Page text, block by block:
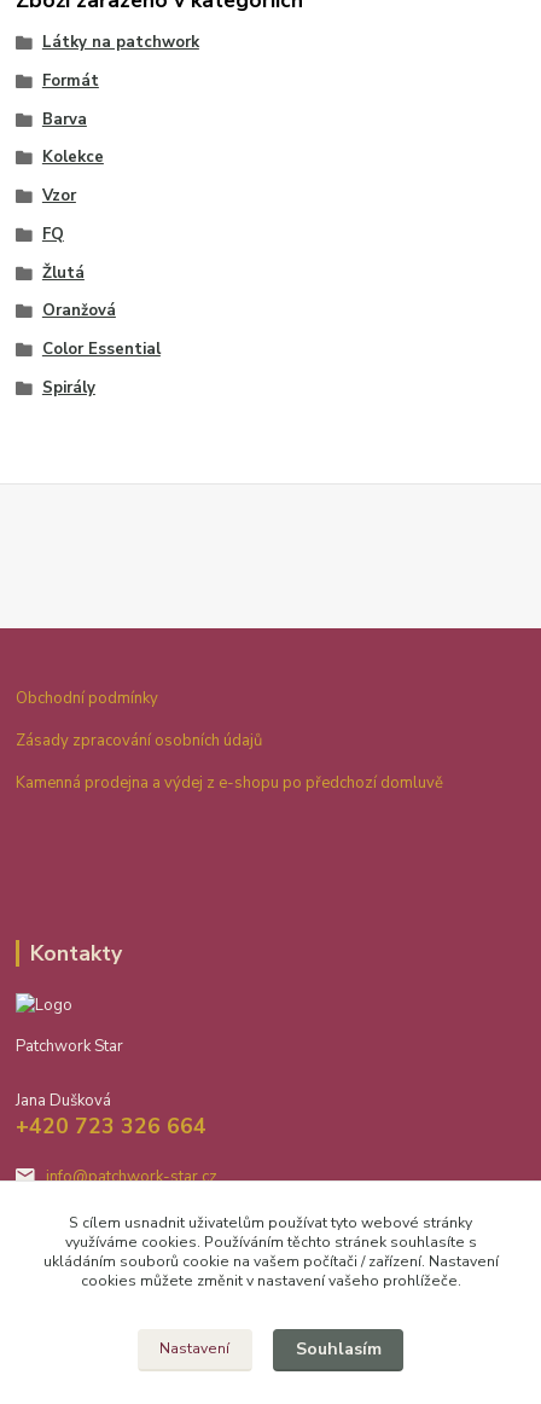
Látky na patchwork
Formát
Barva
Kolekce
Vzor
FQ
Žlutá
Oranžová
Color Essential
Spirály
Obchodní podmínky
Zásady zpracování osobních údajů
Kamenná prodejna a výdej z e-shopu po předchozí domluvě
Kontakty
Patchwork Star
Jana Dušková
+420 723 326 664
info@patchwork-star.cz
Upravit sběr cookies.
S cílem usnadnit uživatelům používat tyto webové stránky
využíváme cookies. Používáním těchto stránek souhlasíte s
ukládáním souborů cookie na vašem počítači / zařízení. Nastavení
cookies můžete změnit v nastavení vašeho prohlížeče.
Nastavení Souhlasím